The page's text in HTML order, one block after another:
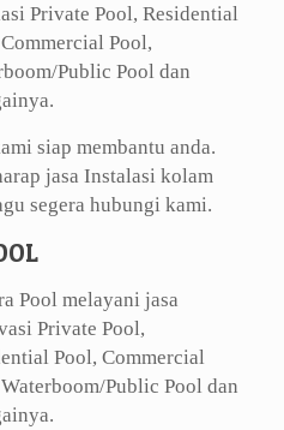
Private Pool, Residential
Pool,
Public Pool dan
siap membantu anda.
jasa Instalasi kolam
segera hubungi kami.
Pool melayani jasa
Private Pool,
Pool, Commercial
Public Pool dan